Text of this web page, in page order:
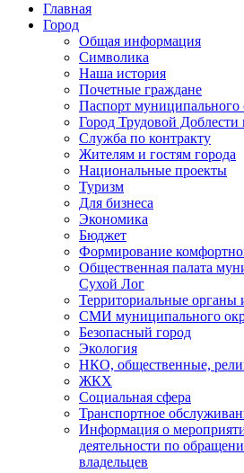
Главная
Город
Общая информация
Символика
Наша история
Почетные граждане
Паспорт муниципального
Город Трудовой
Служба по контракту
Жителям и гостям города
Национальные проекты
Туризм
Для бизнеса
Экономика
Бюджет
Формирование
Общественная палата
Сухой Лог
Территориальные органы
СМИ муниципального
Безопасный город
Экология
НКО, общественные,
ЖКХ
Социальная сфера
Транспортное
Информация о
деятельности по
владельцев